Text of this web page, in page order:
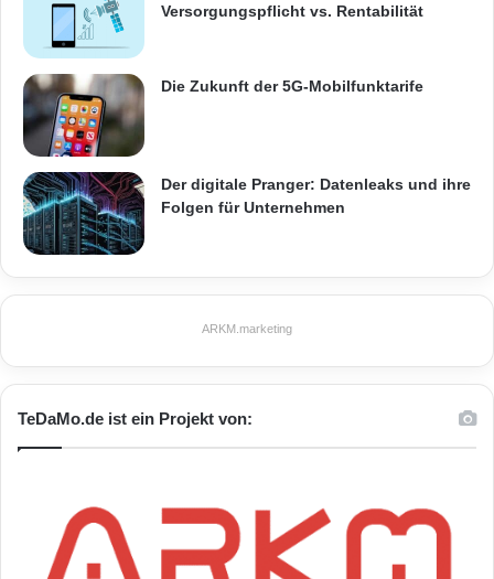
Versorgungspflicht vs. Rentabilität
Die Zukunft der 5G-Mobilfunktarife
Der digitale Pranger: Datenleaks und ihre
Folgen für Unternehmen
ARKM.marketing
TeDaMo.de ist ein Projekt von: